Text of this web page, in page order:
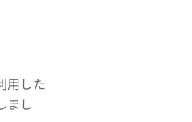
用した
まし